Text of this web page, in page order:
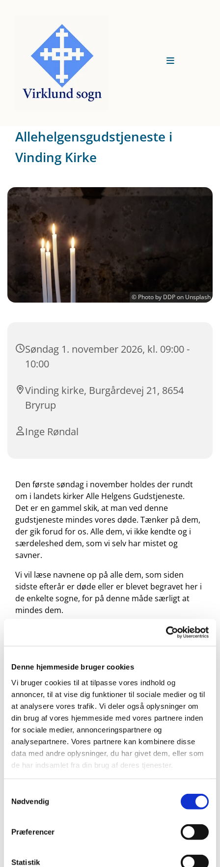
Denne hjemmeside bruger cookies
Vi bruger cookies til at tilpasse vores indhold og
annoncer, til at vise dig funktioner til sociale medier og til
at analysere vores trafik. Vi deler også oplysninger om
din brug af vores hjemmeside med vores partnere inden
for sociale medier, annonceringspartnere og
analysepartnere. Vores partnere kan kombinere disse
data med andre oplysninger, du har givet dem, eller som
de har indsamlet fra din brug af deres tjenester.
Nødvendig
Præferencer
Statistik
Allehelgensgudstjeneste i
Vinding Kirke
© Photo by DDP on Unsplash
Søndag 1. november 2026, kl. 09:00 -
10:00
Vinding kirke, Burgårdevej 21, 8654
Bryrup
Inge Røndal
Den første søndag i november holdes der rundt
om i landets kirker Alle Helgens Gudstjeneste.
Det er en gammel skik, at man ved denne
gudstjeneste mindes vores døde. Tænker på dem,
der gik forud for os. Alle dem, vi ikke kendte og i
særdeleshed dem, som vi selv har mistet og
savner.
Vi vil læse navnene op på alle dem, som siden
sidste efterår er døde eller er blevet begravet her i
de enkelte sogne, for på denne måde særligt at
mindes dem.
gudstjeneste, hvor der veksles mellem salmer,
prædiken.
Efter gudstjenesten er der kirkekaffe i våbenhuset.
Med venlig hilsen
Inge Røndal, sognepræst, Bryrup-Vinding-Vrads
sogne